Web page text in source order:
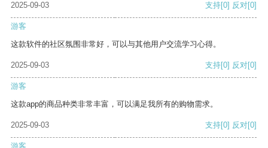
2025-09-03 支持[0] 反对[0]
游客
这款软件的社区氛围非常好，可以与其他用户交流学习心得。
2025-09-03 支持[0] 反对[0]
游客
这款app的商品种类非常丰富，可以满足我所有的购物需求。
2025-09-03 支持[0] 反对[0]
游客